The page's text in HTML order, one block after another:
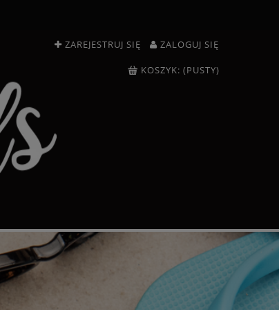
ZAREJESTRUJ SIĘ ZALOGUJ SIĘ
KOSZYK: (PUSTY)